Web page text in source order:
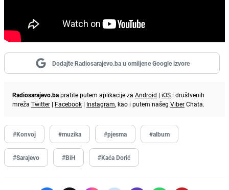
Dodajte Radiosarajevo.ba u omiljene Google izvore
Radiosarajevo.bapratite putem aplikacije za Android | iOS i društvenih
mreža Twitter | Facebook | Instagram, kao i putem našeg ViberChata.
#Konvoj #muzika #pjesma #album
#Sarajevo #BiH #Kaća Dorić